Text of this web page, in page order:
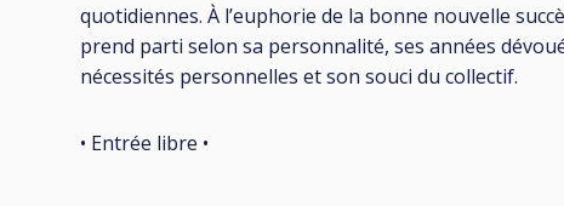
quotidiennes. À l’euphorie de la bonne nouvelle
prend parti selon sa personnalité, ses années
nécessités personnelles et son souci du collectif.
• Entrée libre •